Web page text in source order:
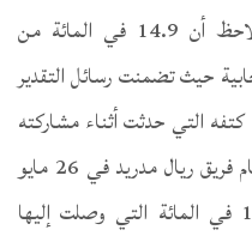
وبالتدقيق في نتائج الإحصاءات، يلاحظ أن 14.9 في المائة من
حيث تضمنت رسائل التقدير
كتفه التي حدثت أثناء مشاركته
في مباراة نهائي دوري أبطال أوربا أمام فريق ريال مدريد في 26 مايو
الماضي بكييف. أما نسبة الـ 18.6 في المائة التي وصلت إليها